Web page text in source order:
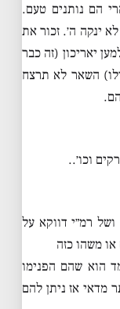
הם נותנים טעם.
ינקה ה׳. זכור את
יאריכון (זה כבר
השאר לא תרצח
וכו׳..
רמ״י דווקא על
משהו כזה
הוא שהם הפנימו
מדאי אז ניתן להם